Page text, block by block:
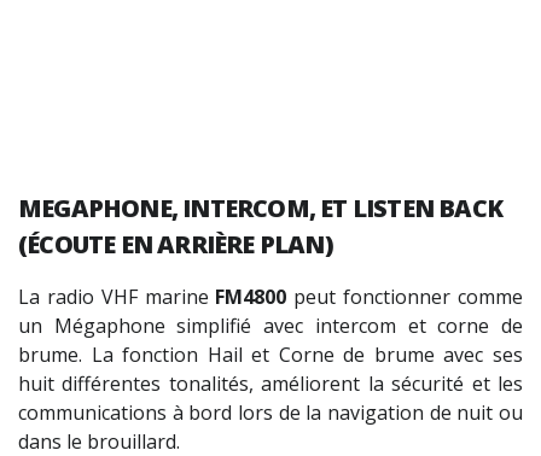
MEGAPHONE, INTERCOM, ET LISTEN BACK
(ÉCOUTE EN ARRIÈRE PLAN)
La radio VHF marine FM4800 peut fonctionner comme
un Mégaphone simplifié avec intercom et corne de
brume. La fonction Hail et Corne de brume avec ses
huit différentes tonalités, améliorent la sécurité et les
communications à bord lors de la navigation de nuit ou
dans le brouillard.